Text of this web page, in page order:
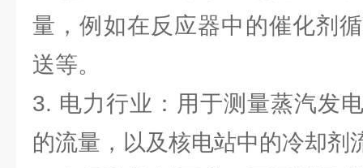
量，例如在反应器中的催化剂
送等。
3. 电力行业：用于测量蒸汽发
的流量，以及核电站中的冷却剂